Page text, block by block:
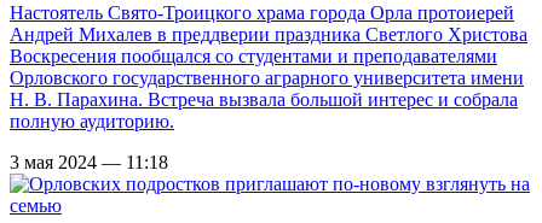
Настоятель Свято-Троицкого храма города Орла протоиерей
Андрей Михалев в преддверии праздника Светлого Христова
Воскресения пообщался со студентами и преподавателями
Орловского государственного аграрного университета имени
Н. В. Парахина. Встреча вызвала большой интерес и собрала
полную аудиторию.
3 мая 2024 — 11:18